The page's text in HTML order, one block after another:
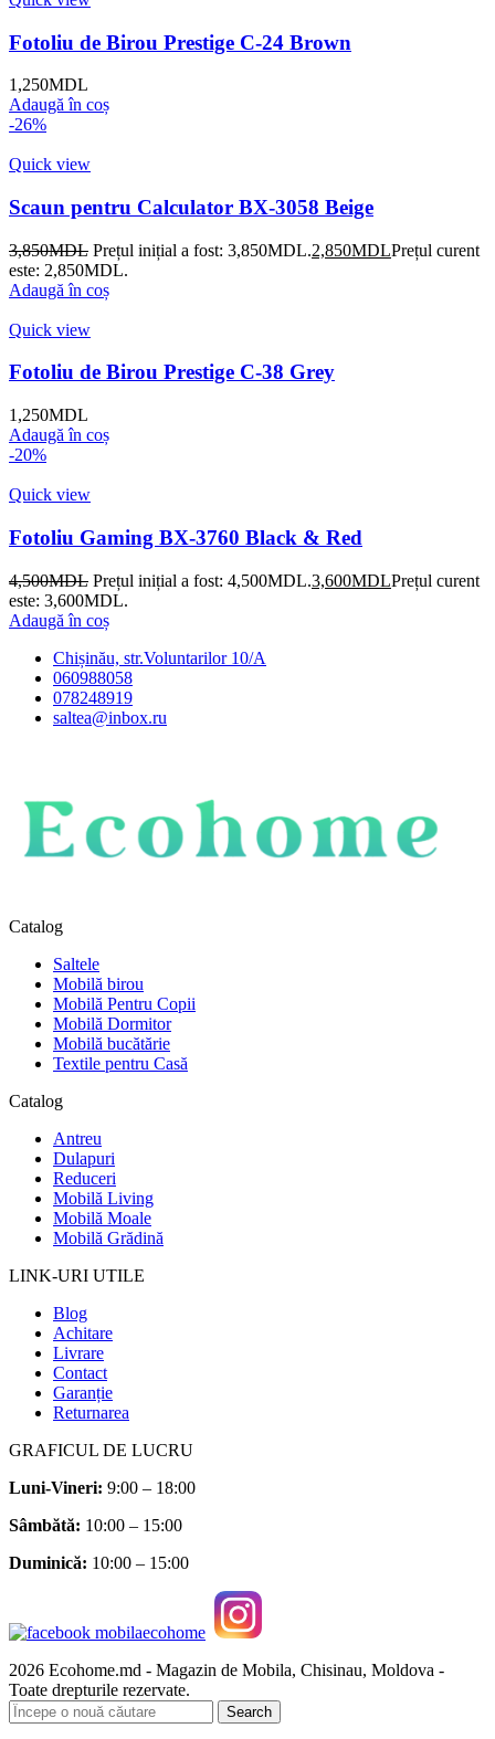
Fotoliu de Birou Prestige C-24 Brown
1,250MDL
Adaugă în coș
-26%
Quick view
Scaun pentru Calculator BX-3058 Beige
3,850MDL Prețul inițial a fost: 3,850MDL.2,850MDLPrețul curent
este: 2,850MDL.
Adaugă în coș
Quick view
Fotoliu de Birou Prestige C-38 Grey
1,250MDL
Adaugă în coș
-20%
Quick view
Fotoliu Gaming BX-3760 Black & Red
4,500MDL Prețul inițial a fost: 4,500MDL.3,600MDLPrețul curent
este: 3,600MDL.
Adaugă în coș
Chișinău, str.Voluntarilor 10/A
060988058
078248919
saltea@inbox.ru
Catalog
Saltele
Mobilă birou
Mobilă Pentru Copii
Mobilă Dormitor
Mobilă bucătărie
Textile pentru Casă
Catalog
Antreu
Dulapuri
Reduceri
Mobilă Living
Mobilă Moale
Mobilă Grădină
LINK-URI UTILE
Blog
Achitare
Livrare
Contact
Garanție
Returnarea
GRAFICUL DE LUCRU
Luni-Vineri: 9:00 – 18:00
Sâmbătă: 10:00 – 15:00
Duminică: 10:00 – 15:00
2026 Ecohome.md - Magazin de Mobila, Chisinau, Moldova -
Toate drepturile rezervate.
Search